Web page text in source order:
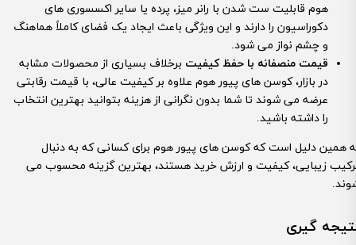
هوم قابلیت ست شدن با رانر میز، پرده یا سایر اکسسوری های
دکوراسیون را دارند و این ویژگی باعث ایجاد یک فضای کاملاً هماهنگ
و چشم نواز می شود.
قیمت منصفانه با حفظ کیفیت برخلاف بسیاری از محصولات مشابه
در بازار، کوسن های پیور هوم علاوه بر کیفیت عالی، با قیمت رقابتی
عرضه می شوند تا شما بدون نگرانی از هزینه بتوانید بهترین انتخاب
را داشته باشید.
همین دلیل است که کوسن های پیور هوم برای کسانی که به دنبال
زیبایی، کیفیت و ارزش خرید هستند، بهترین گزینه محسوب می
گیری